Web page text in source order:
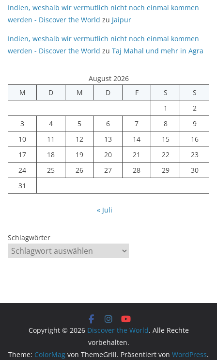
Indien, weshalb wir vermutlich nicht noch einmal kommen
werden - Discover the World zu Jaipur
Indien, weshalb wir vermutlich nicht noch einmal kommen
werden - Discover the World zu Taj Mahal und mehr in Agra
August 2026
M
D M D F S
S
1
2
3
4 5 6 7 8
9
10
11 12 13 14 15
16
17
18 19 20 21 22
23
24
25 26 27 28 29
30
31
« Juli
Schlagwörter
Copyright © 2026 Discover the World. Alle Rechte
vorbehalten.
Theme: ColorMag von ThemeGrill. Präsentiert von WordPress.